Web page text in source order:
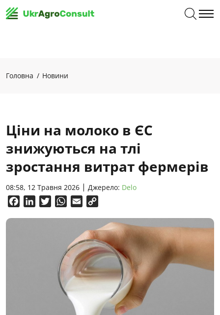
Головна Новини
Ціни на молоко в ЄС
знижуються на тлі
зростання витрат фермерів
08:58, 12 Травня 2026 Джерело: Delo
FacebookLinkedInTwitterWhatsApp
Email